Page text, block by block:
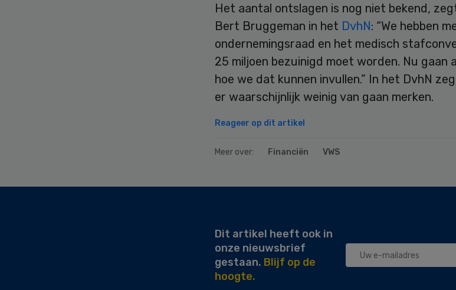
Het aantal ontslagen is nog niet bekend,
Bert Bruggeman in het DvhN: “We hebben
ondernemingsraad en het medisch
25 miljoen bezuinigd moet worden. Nu gaan
hoe we dat kunnen invullen.” In het DvhN
er waarschijnlijk weinig van gaan merken.
Reageer op dit artikel
Meer over: Financiën VWS
Dit artikel heeft ook in
onze nieuwsbrief
gestaan. Blijf op de
hoogte.